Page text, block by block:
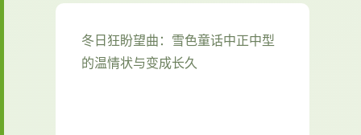
冬日狂盼望曲：雪色童话中正中型
的温情状与变成长久